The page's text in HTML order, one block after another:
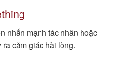
nhấn mạnh tác nhân hoặc
cảm giác hài lòng.